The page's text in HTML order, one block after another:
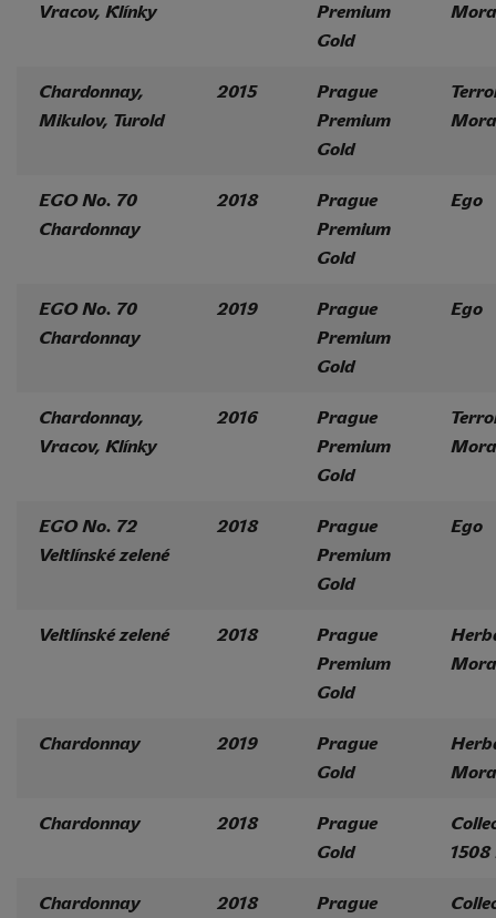
Vracov, Klínky
Premium
Gold
Chardonnay,
Mikulov, Turold
2015
Prague
Premium
Gold
EGO No. 70
Chardonnay
2018
Prague
Premium
Gold
Ego
EGO No. 70
Chardonnay
2019
Prague
Premium
Gold
Ego
Chardonnay,
Vracov, Klínky
2016
Prague
Premium
Gold
EGO No. 72
Veltlínské zelené
2018
Prague
Premium
Gold
Ego
Veltlínské zelené 2018
Prague
Premium
Gold
Chardonnay 2019
Prague
Gold
Chardonnay 2018
Prague
Gold
1508
Chardonnay 2018
Prague